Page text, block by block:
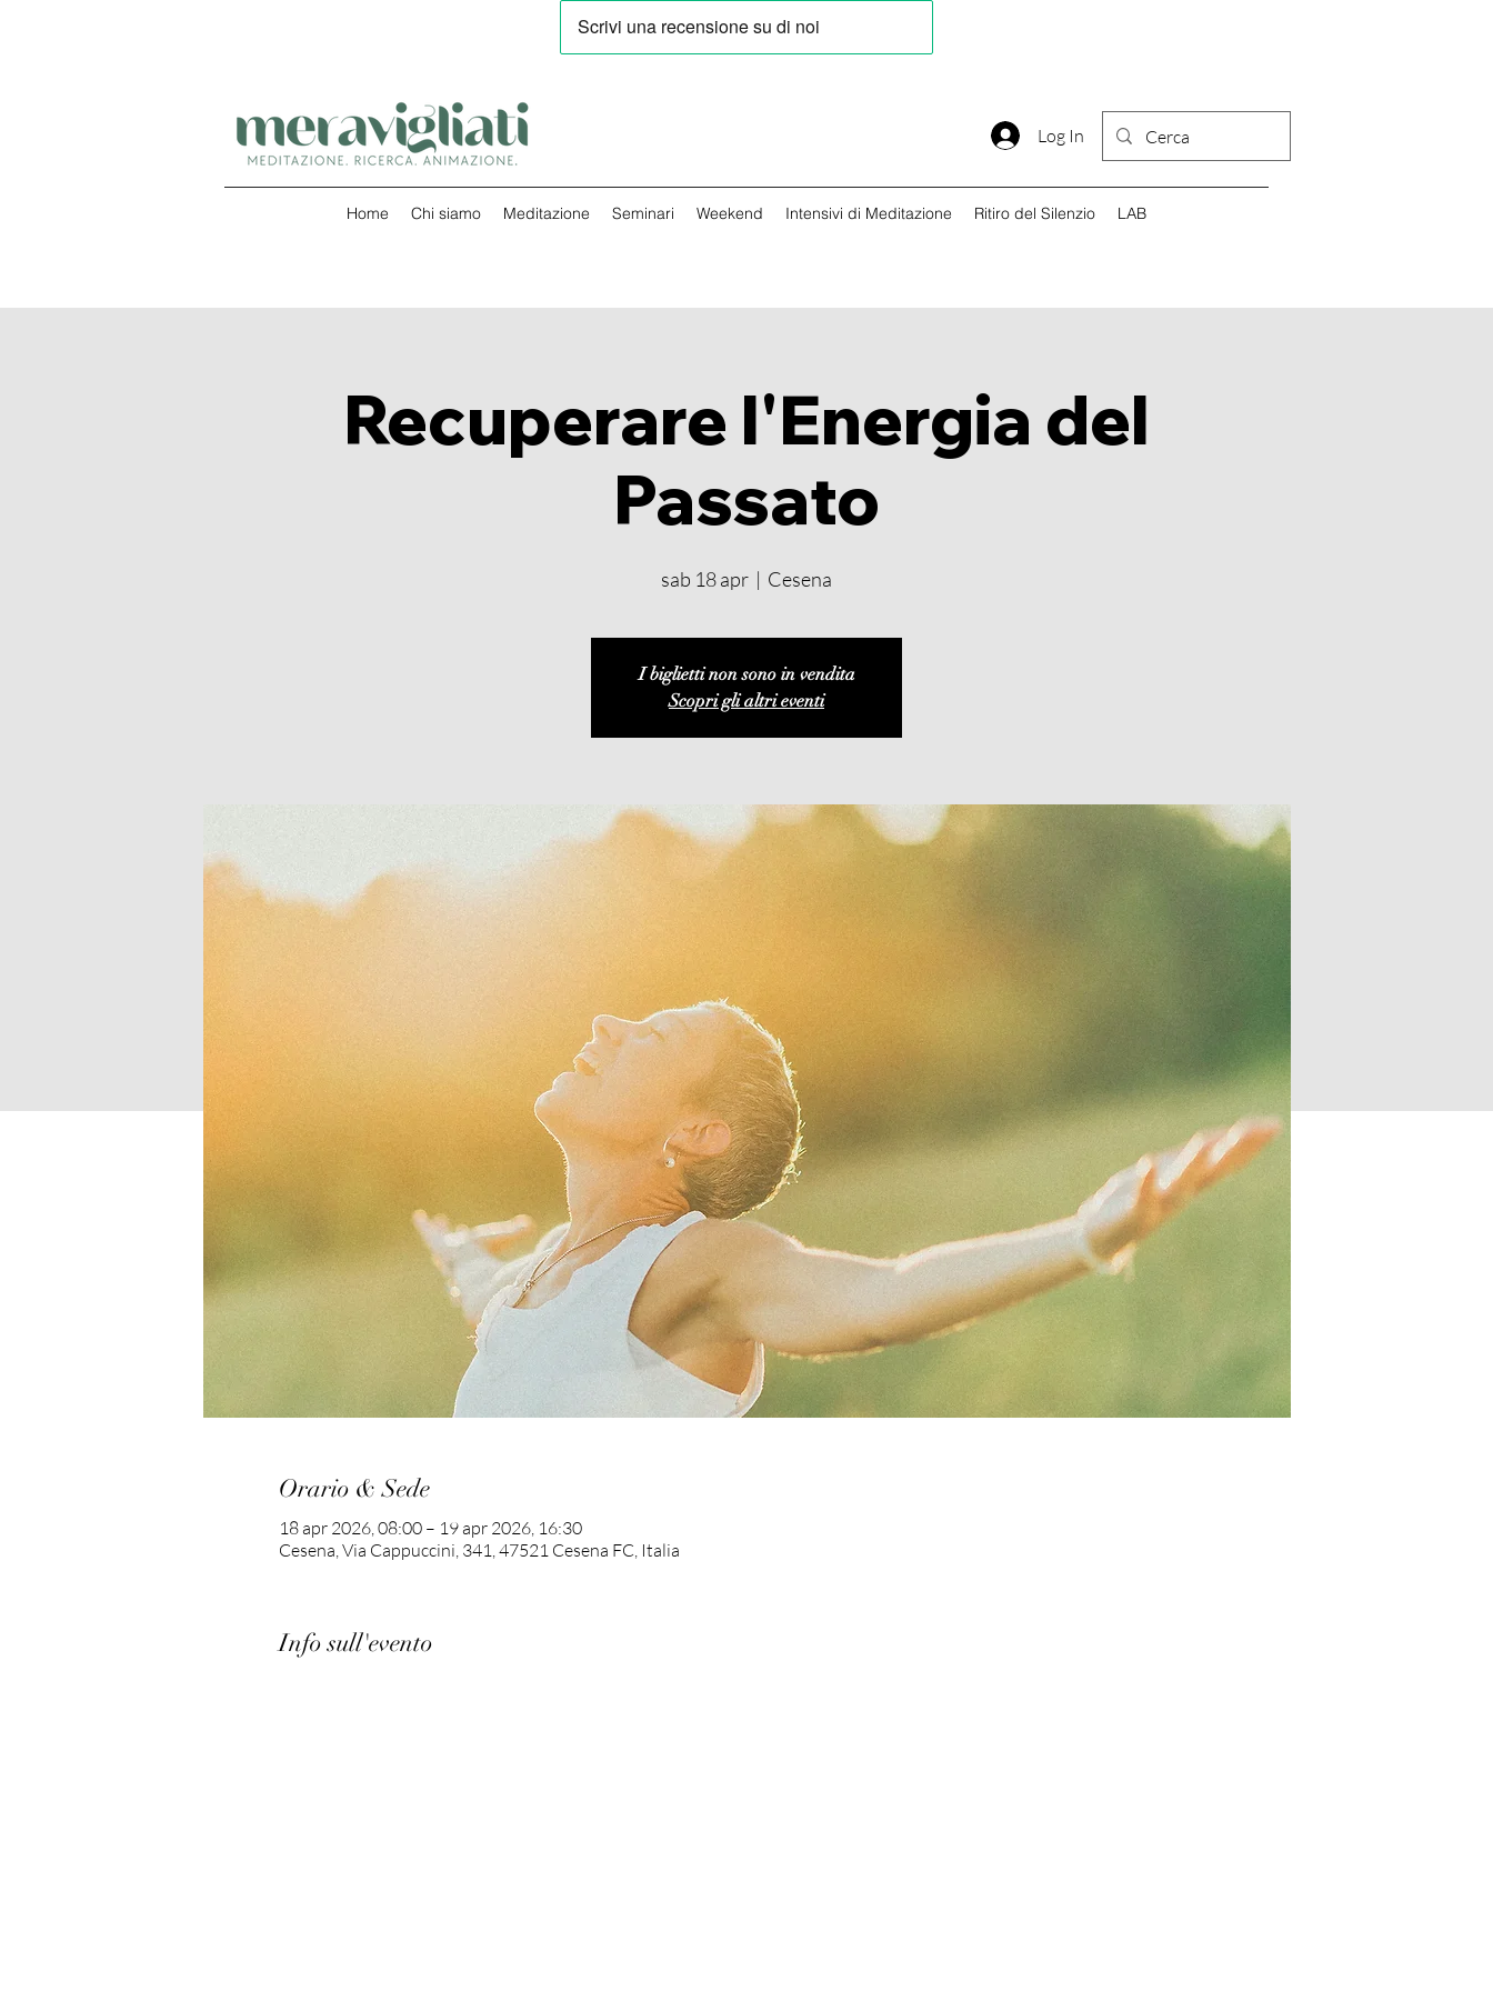
Log In
Home Chi siamo Meditazione Seminari Weekend Intensivi di Meditazione Ritiro del Silenzio LAB
Recuperare l'Energia del
Passato
sab 18 apr
  |
Cesena
I biglietti non sono in vendita
Scopri gli altri eventi
Orario & Sede
18 apr 2026, 08:00 – 19 apr 2026, 16:30
Cesena, Via Cappuccini, 341, 47521 Cesena FC, Italia
Info sull'evento